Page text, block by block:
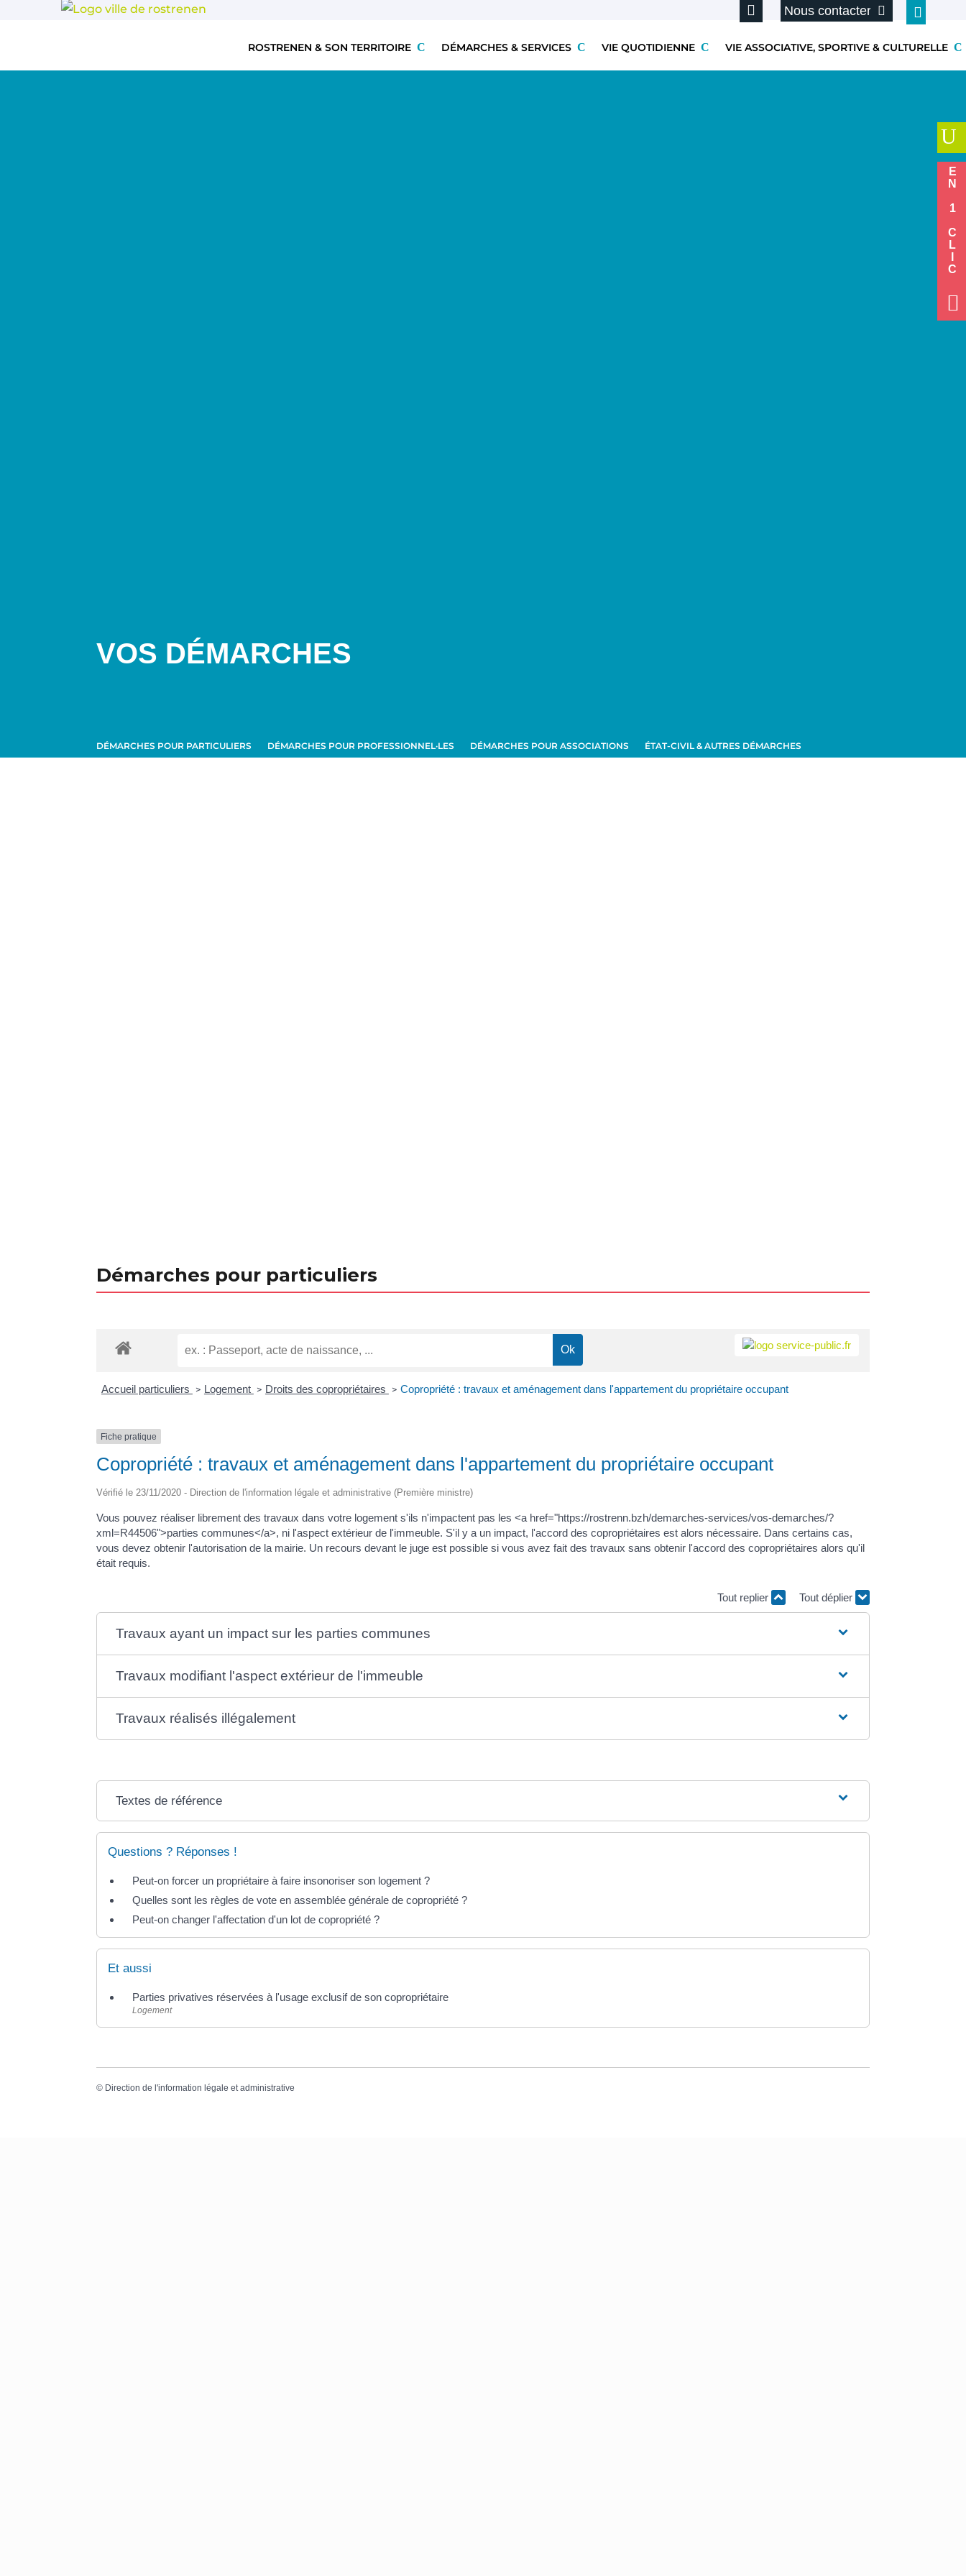
Nous contacter
ROSTRENEN & SON TERRITOIRE DÉMARCHES & SERVICES VIE QUOTIDIENNE VIE ASSOCIATIVE, SPORTIVE & CULTURELLE
VOS DÉMARCHES
DÉMARCHES POUR PARTICULIERS DÉMARCHES POUR PROFESSIONNEL·LES DÉMARCHES POUR ASSOCIATIONS ÉTAT-CIVIL & AUTRES DÉMARCHES
Démarches pour particuliers
Accueil particuliers > Logement > Droits des copropriétaires > Copropriété : travaux et aménagement dans l'appartement du propriétaire occupant
Fiche pratique
Copropriété : travaux et aménagement dans l'appartement du propriétaire occupant
Vérifié le 23/11/2020 - Direction de l'information légale et administrative (Première ministre)
Vous pouvez réaliser librement des travaux dans votre logement s'ils n'impactent pas les <a href="https://rostrenn.bzh/demarches-services/vos-demarches/?
xml=R44506">parties communes</a>, ni l'aspect extérieur de l'immeuble. S'il y a un impact, l'accord des copropriétaires est alors nécessaire. Dans certains cas,
vous devez obtenir l'autorisation de la mairie. Un recours devant le juge est possible si vous avez fait des travaux sans obtenir l'accord des copropriétaires alors qu'il
était requis.
Tout replier Tout déplier
Travaux ayant un impact sur les parties communes
Travaux modifiant l'aspect extérieur de l'immeuble
Travaux réalisés illégalement
Textes de référence
Questions ? Réponses !
Peut-on forcer un propriétaire à faire insonoriser son logement ?
Quelles sont les règles de vote en assemblée générale de copropriété ?
Peut-on changer l'affectation d'un lot de copropriété ?
Et aussi
Parties privatives réservées à l'usage exclusif de son copropriétaire
Logement
© Direction de l'information légale et administrative
U
EN 1 CLIC
